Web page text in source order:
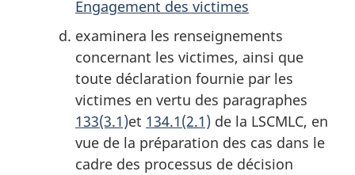
Engagement des victimes
examinera les renseignements
concernant les victimes, ainsi que
toute déclaration fournie par les
victimes en vertu des paragraphes
133(3.1)et 134.1(2.1) de la LSCMLC, en
vue de la préparation des cas dans le
cadre des processus de décision